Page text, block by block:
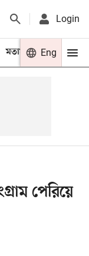
Login
মতামত খেলা
Eng
পেরিয়ে